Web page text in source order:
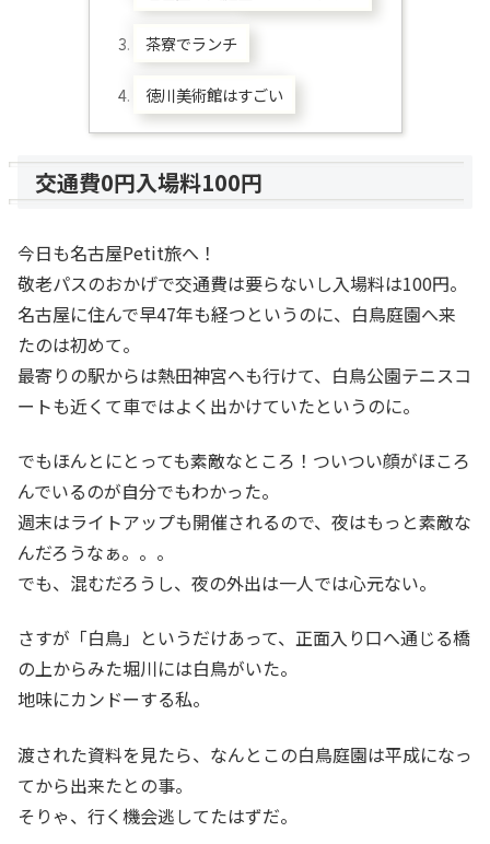
茶寮でランチ
徳川美術館はすごい
交通費0円入場料100円
今日も名古屋Petit旅へ！
敬老パスのおかげで交通費は要らないし入場料は100円。
名古屋に住んで早47年も経つというのに、白鳥庭園へ来
たのは初めて。
最寄りの駅からは熱田神宮へも行けて、白鳥公園テニスコ
ートも近くて車ではよく出かけていたというのに。
でもほんとにとっても素敵なところ！ついつい顔がほころ
んでいるのが自分でもわかった。
週末はライトアップも開催されるので、夜はもっと素敵な
んだろうなぁ。。。
でも、混むだろうし、夜の外出は一人では心元ない。
さすが「白鳥」というだけあって、正面入り口へ通じる橋
の上からみた堀川には白鳥がいた。
地味にカンドーする私。
渡された資料を見たら、なんとこの白鳥庭園は平成になっ
てから出来たとの事。
そりゃ、行く機会逃してたはずだ。